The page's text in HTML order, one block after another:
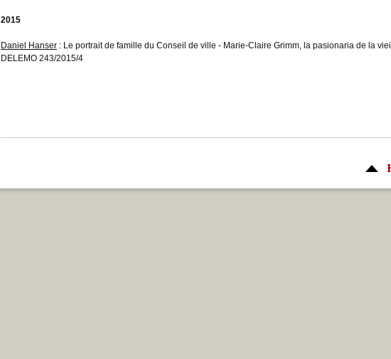
2015
Daniel Hanser : Le portrait de famille du Conseil de ville - Marie-Claire Grimm, la pasionaria de la
DELEMO 243/2015/4